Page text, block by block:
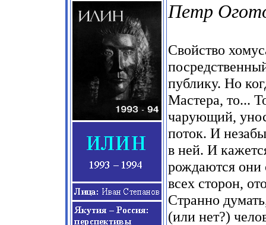
Петр
Свойство
публику. Но
Мастера, то...
чарующий,
поток. И
в ней. И
рождаются они
всех сторон,
Странно
(или нет?)